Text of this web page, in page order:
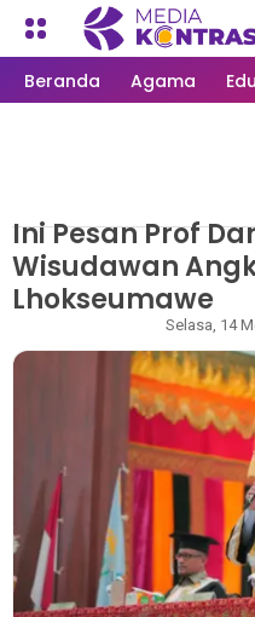
Beranda Agama
MEDIAKONTRAS.ID/
Ini Pesan Prof
Wisudawan
Lhokseumawe
Selasa, 14